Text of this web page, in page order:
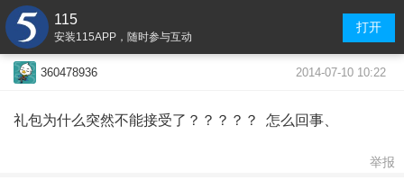
115
安装115APP，随时参与互动
打开
360478936 2014-07-10 10:22
礼包为什么突然不能接受了？？？？？ 怎么回事、
举报